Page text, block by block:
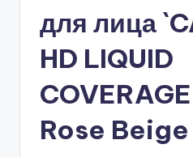
для лица
HD LIQUID
Rose Beige